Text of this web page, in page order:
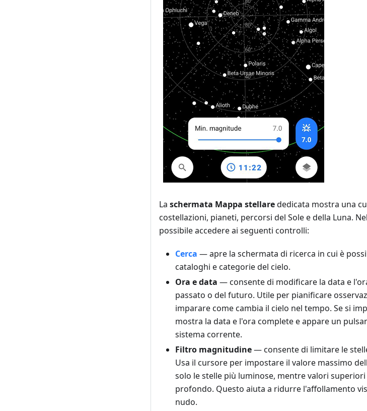
La schermata Mappa stellarededicata mostra una
costellazioni, pianeti, percorsi del Sole e della Luna.
possibile accedere ai seguenti controlli:
Cerca — apre la schermata di ricerca in cui è
cataloghi e categorie del cielo.
Ora e data — consente di modificare la data e
passato o del futuro. Utile per pianificare
imparare come cambia il cielo nel tempo. Se si
mostra la data e l'ora complete e appare un
sistema corrente.
Filtro magnitudine— consente di limitare le
Usa il cursore per impostare il valore massimo
solo le stelle più luminose, mentre valori
profondo. Questo aiuta a ridurre l'affollamento
nudo.